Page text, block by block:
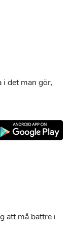
i det man gör,
att må bättre i